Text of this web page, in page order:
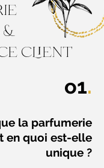
client
o1.
la parfumerie
en quoi est-elle
unique ?